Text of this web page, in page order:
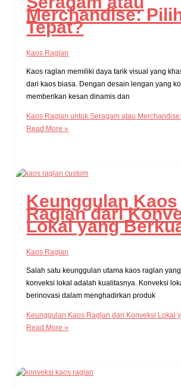
Merchandise:
Tepat?
Kaos Raglan
Kaos raglan memiliki daya tarik visual yang
dari kaos biasa. Dengan desain lengan yang
memberikan kesan dinamis dan
Kaos Raglan untuk Seragam atau
Read More »
Keunggulan Kaos
Raglan dari
Lokal yang
Kaos Raglan
Salah satu keunggulan utama kaos raglan
konveksi lokal adalah kualitasnya. Konveksi
berinovasi dalam menghadirkan produk
Keunggulan Kaos Raglan dari Konveksi Lokal
Read More »